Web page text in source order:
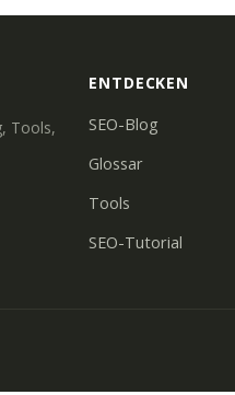
Tools,
ENTDECKEN
SEO-Blog
Glossar
Tools
SEO-Tutorial